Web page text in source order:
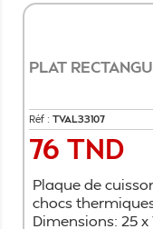
PLAT
Réf : TVAL33107
Prix
76 TND
Plaque de
chocs
Dimensions: 25 x